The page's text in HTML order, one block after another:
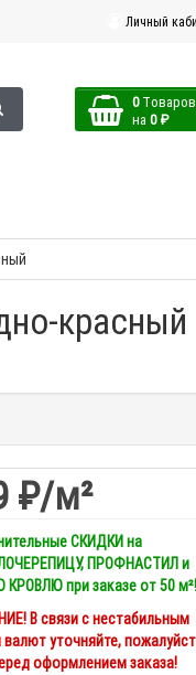
Личный
0
на 0 ₽
красный
₽/м²
СКИДКИ на
ПРОФНАСТИЛ и
КРОВЛЮ при заказе от 50 м²!
В связи с нестабильным
уточняйте,
оформлением заказа!